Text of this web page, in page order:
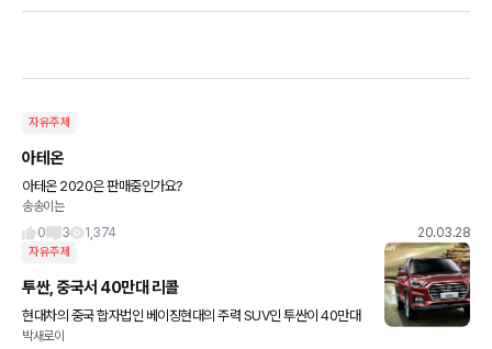
자유주제
아테온
아테온 2020은 판매중인가요?
송송이는
0
3 1,374 20.03.28
자유주제
투싼, 중국서 40만대 리콜
현대차의 중국 합자법인 베이징현대의 주력 SUV인 투싼이 40만대
가 넘는 대규모 리콜 이후에도 문제가 잇따르고 있다. 베이징현대는
박새로이